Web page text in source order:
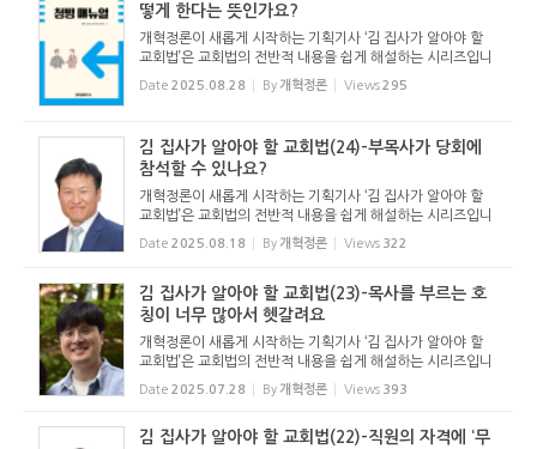
떻게 한다는 뜻인가요?
개혁정론이 새롭게 시작하는 기획기사 ‘김 집사가 알아야 할
교회법’은 교회법의 전반적 내용을 쉽게 해설하는 시리즈입니
다. 기독교보와 함께 진행하는 시리즈로서 여기에 싣는 것은
기독교보의 허락을 받았습니다. 글 내용은 기독교보에 실린
Date 2025.08.28 By 개혁정론 Views295
김 집사가 알아야 할 교회법(24)-부목사가 당회에
참석할 수 있나요?
개혁정론이 새롭게 시작하는 기획기사 ‘김 집사가 알아야 할
교회법’은 교회법의 전반적 내용을 쉽게 해설하는 시리즈입니
다. 기독교보와 함께 진행하는 시리즈로서 여기에 싣는 것은
기독교보의 허락을 받았습니다. 글 내용은 기독교보에 실린
Date 2025.08.18 By 개혁정론 Views 322
김 집사가 알아야 할 교회법(23)-목사를 부르는 호
칭이 너무 많아서 헷갈려요
개혁정론이 새롭게 시작하는 기획기사 ‘김 집사가 알아야 할
교회법’은 교회법의 전반적 내용을 쉽게 해설하는 시리즈입니
다. 기독교보와 함께 진행하는 시리즈로서 여기에 싣는 것은
기독교보의 허락을 받았습니다. 글 내용은 기독교보에 실린
Date 2025.07.28 By 개혁정론 Views 393
김 집사가 알아야 할 교회법(22)-직원의 자격에 ‘무